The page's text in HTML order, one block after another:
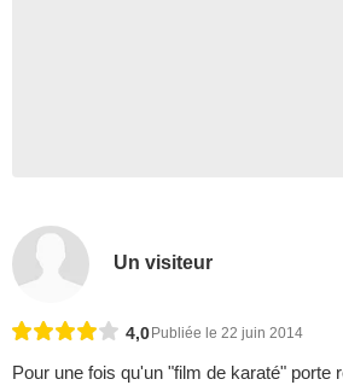
Un visiteur
4,0 Publiée le 22 juin 2014
Pour une fois qu'un "film de karaté" porte